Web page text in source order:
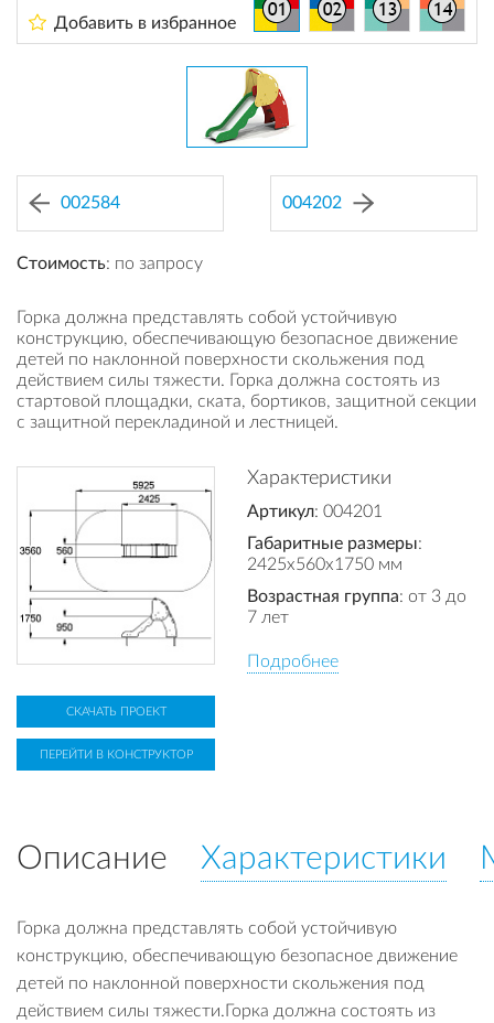
Добавить в избранное
002584 004202
Стоимость: по запросу
Горка должна представлять собой устойчивую
конструкцию, обеспечивающую безопасное движение
детей по наклонной поверхности скольжения под
действием силы тяжести. Горка должна состоять из
стартовой площадки, ската, бортиков, защитной секции
с защитной перекладиной и лестницей.
Характеристики
Артикул: 004201
Габаритные размеры:
2425x560x1750 мм
Возрастная группа: от 3 до
7 лет
Подробнее
СКАЧАТЬ ПРОЕКТ
ПЕРЕЙТИ В КОНСТРУКТОР
Описание Характеристики
Горка должна представлять собой устойчивую
конструкцию, обеспечивающую безопасное движение
детей по наклонной поверхности скольжения под
действием силы тяжести.Горка должна состоять из